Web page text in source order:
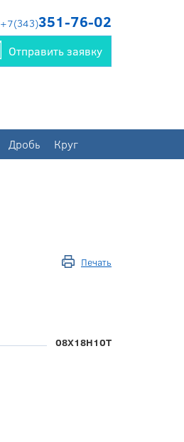
+7(343)351-76-02
Отправить заявку
Дробь Круг
Печать
08Х18Н10Т